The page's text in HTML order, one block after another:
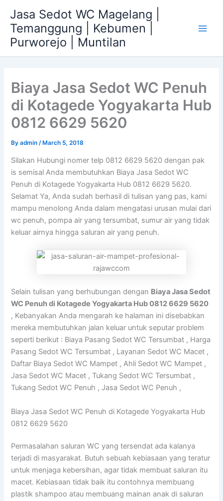
content
Jasa Sedot WC Magelang |
Temanggung | Kebumen |
Purworejo | Muntilan
Biaya Jasa Sedot WC Penuh
di Kotagede Yogyakarta Hub
0812 6629 5620
Byadmin/ March 5, 2018
Silakan Hubungi nomer telp 0812 6629 5620 dengan pak
is semisal Anda membutuhkan Biaya Jasa Sedot WC
Penuh di Kotagede Yogyakarta Hub 0812 6629 5620.
Selamat Ya, Anda sudah berhasil di tulisan yang pas, kami
mampu menolong Anda dalam mengatasi urusan mulai dari
wc penuh, pompa air yang tersumbat, sumur air yang tidak
keluar airnya hingga saluran air yang penuh.
Selain tulisan yang berhubungan dengan Biaya Jasa Sedot
WC Penuh di Kotagede Yogyakarta Hub 0812 6629 5620
, Kebanyakan Anda mengarah ke halaman ini disebabkan
mereka membutuhkan jalan keluar untuk seputar problem
seperti berikut : Biaya Pasang Sedot WC Tersumbat , Harga
Pasang Sedot WC Tersumbat , Layanan Sedot WC Macet ,
Daftar Biaya Sedot WC Mampet , Ahli Sedot WC Mampet ,
Jasa Sedot WC Macet , Tukang Sedot WC Tersumbat ,
Tukang Sedot WC Penuh , Jasa Sedot WC Penuh ,
Biaya Jasa Sedot WC Penuh di Kotagede Yogyakarta Hub
0812 6629 5620
Permasalahan saluran WC yang tersendat ada kalanya
terjadi di masyarakat. Butuh sebuah kebiasaan yang teratur
untuk menjaga kebersihan, agar tidak membuat saluran itu
macet. Kebiasaan tidak baik itu contohnya membuang
plastik shampoo atau membuang mainan anak di saluran